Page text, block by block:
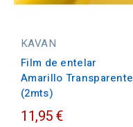
KAVAN
Film de entelar
Amarillo Transparente
(2mts)
11,95 €